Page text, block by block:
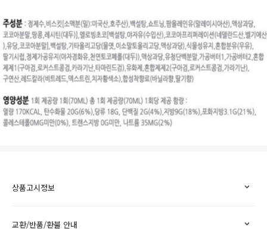
상품고시정보
교환/반품/환불 안내